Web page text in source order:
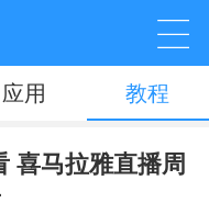
应用 教程
喜马拉雅直播周